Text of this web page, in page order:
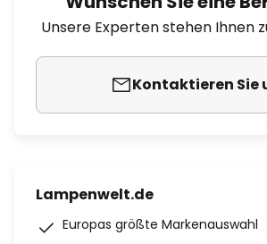
Unsere Experten stehen Ihnen
Kontaktieren Sie
Lampenwelt.de
Europas größte Markenauswahl